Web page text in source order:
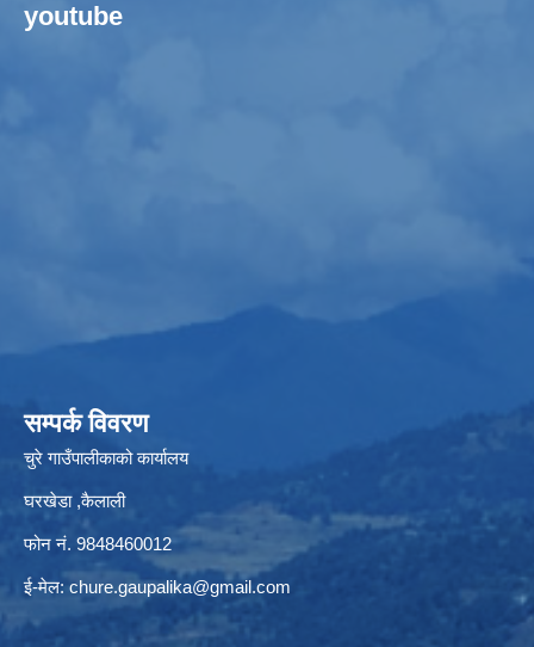
youtube
सम्पर्क विवरण
चुरे गाउँपालीकाको कार्यालय
घरखेडा ,कैलाली
फोन नं. 9848460012
ई-मेल: chure.gaupalika@gmail.com